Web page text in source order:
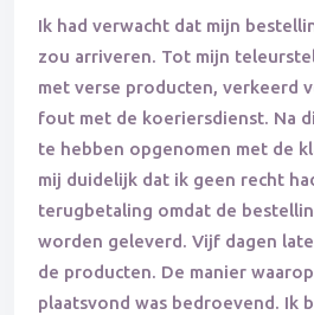
Ik had verwacht dat mijn
zou arriveren. Tot mijn
met verse producten, verkeerd
fout met de koeriersdienst. Na
te hebben opgenomen met de
mij duidelijk dat ik geen recht
terugbetaling omdat de
worden geleverd. Vijf dagen
de producten. De manier
plaatsvond was bedroevend. Ik